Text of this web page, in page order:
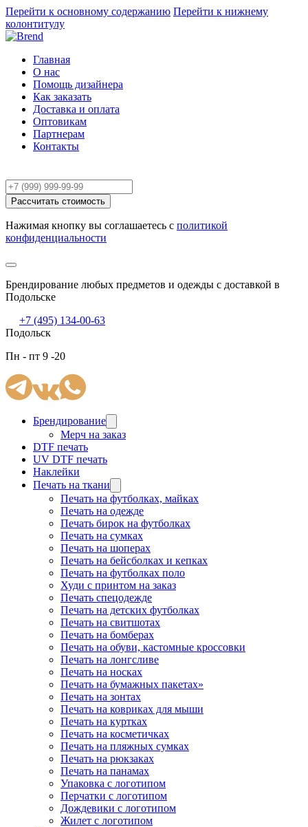
Перейти к основному содержанию Перейти к нижнему
колонтитулу
Главная
О нас
Помощь дизайнера
Как заказать
Доставка и оплата
Оптовикам
Партнерам
Контакты
Рассчитать стоимость
Нажимая кнопку вы соглашаетесь с политикой
конфиденциальности
Брендирование любых предметов и одежды с доставкой в
Подольске
+7 (495) 134-00-63
Подольск
Пн - пт 9 -20
Брендирование
Мерч на заказ
DTF печать
UV DTF печать
Наклейки
Печать на ткани
Печать на футболках, майках
Печать на одежде
Печать бирок на футболках
Печать на сумках
Печать на шоперах
Печать на бейсболках и кепках
Печать на футболках поло
Худи с принтом на заказ
Печать спецодежде
Печать на детских футболках
Печать на свитшотах
Печать на бомберах
Печать на обуви, кастомные кроссовки
Печать на лонгсливе
Печать на носках
Печать на бумажных пакетах»
Печать на зонтах
Печать на ковриках для мыши
Печать на куртках
Печать на косметичках
Печать на пляжных сумках
Печать на рюкзаках
Печать на панамах
Упаковка с логотипом
Перчатки с логотипом
Дождевики с логотипом
Жилет с логотипом